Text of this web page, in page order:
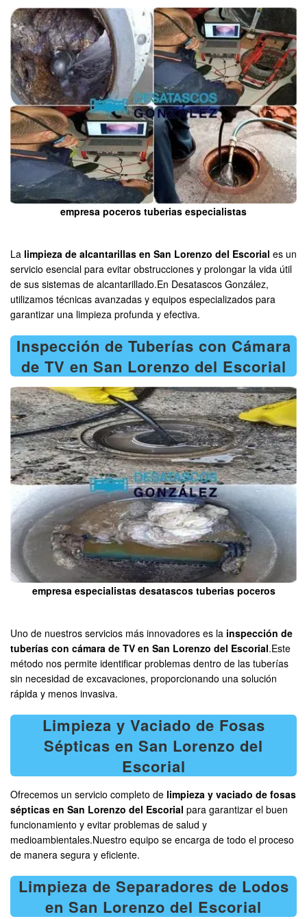
empresa poceros tuberias especialistas
La limpieza de alcantarillas en San Lorenzo del Escorial es un
servicio esencial para evitar obstrucciones y prolongar la vida útil
de sus sistemas de alcantarillado.En Desatascos González,
utilizamos técnicas avanzadas y equipos especializados para
garantizar una limpieza profunda y efectiva.
Inspección de Tuberías con Cámara
de TV en San Lorenzo del Escorial
empresa especialistas desatascos tuberias poceros
Uno de nuestros servicios más innovadores es la inspección de
tuberías con cámara de TV en San Lorenzo del Escorial.Este
método nos permite identificar problemas dentro de las tuberías
sin necesidad de excavaciones, proporcionando una solución
rápida y menos invasiva.
Limpieza y Vaciado de Fosas
Sépticas en San Lorenzo del
Escorial
Ofrecemos un servicio completo de limpieza y vaciado de fosas
sépticas en San Lorenzo del Escorial para garantizar el buen
funcionamiento y evitar problemas de salud y
medioambientales.Nuestro equipo se encarga de todo el proceso
de manera segura y eficiente.
Limpieza de Separadores de Lodos
en San Lorenzo del Escorial